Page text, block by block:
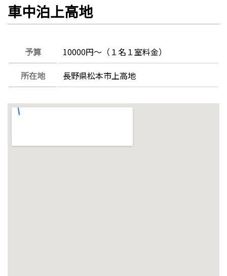
車中泊上高地
予算
10000円～（１名１室料金）
所在地
長野県松本市上高地